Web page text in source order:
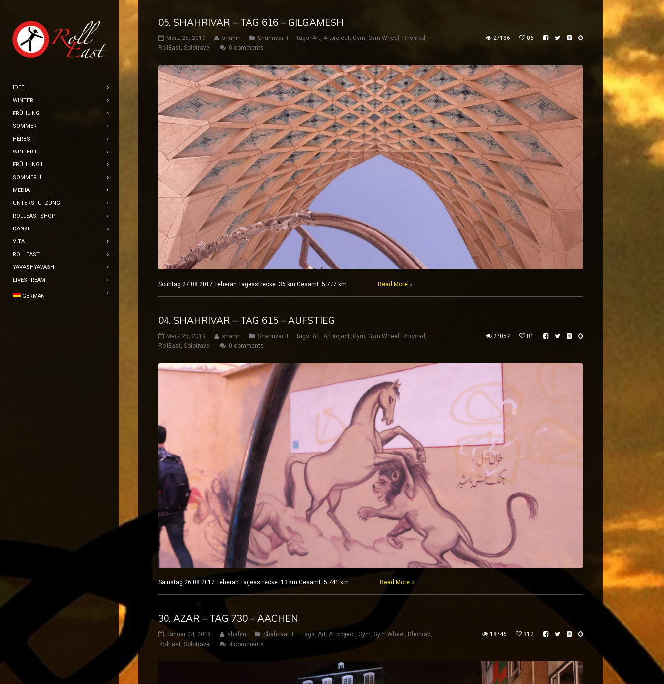
IDEE
WINTER
FRÜHLING
SOMMER
HERBST
WINTER II
FRÜHLING II
SOMMER II
MEDIA
UNTERSTÜTZUNG
ROLLEAST-SHOP
DANKE
VITA
ROLLEAST
YAVASHYAVASH
LIVESTREAM
GERMAN
05. SHAHRIVAR – TAG 616 – GILGAMESH
März 25, 2019 shahin Shahrivar II tags: Art, Artproject, Gym, Gym Wheel , Rhönrad ,
RollEast, Solotravel 0 comments
27186 86
Sonntag 27.08.2017 Teheran Tagesstrecke: 36 km Gesamt: 5.777 km Read More
04. SHAHRIVAR – TAG 615 – AUFSTIEG
März 25, 2019 shahin Shahrivar II tags: Art, Artproject, Gym, Gym Wheel , Rhönrad ,
RollEast, Solotravel 0 comments
27057 81
Samstag 26.08.2017 Teheran Tagesstrecke: 13 km Gesamt: 5.741 km Read More
30. AZAR – TAG 730 – AACHEN
Januar 04, 2018 shahin Shahrivar II tags: Art Artproject Gym Gym Wheel Rhönrad
RollEast Solotravel 4 comments
18746 312